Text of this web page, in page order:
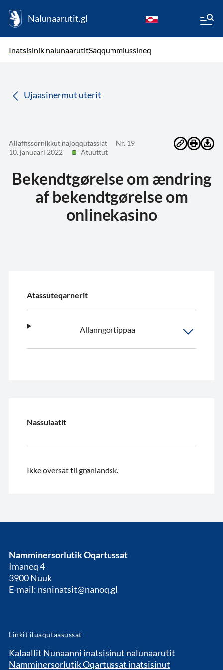
Nalunaarutit.gl
Inatsisinik nalunaarutitSaqqummiussineq
Ujaasinermut uterit
Allaffissornikkut najoqqutassiat
Nr. 19
10. januaari 2022
Atuuttut
Bekendtgørelse om ændring
af bekendtgørelse om
onlinekasino
Atassuteqarnerit
Allanngortippaa
Nassuiaatit
Ikke oversat til grønlandsk.
Namminersorlutik Oqartussat
Imaneq 4
3900 Nuuk
E-mail: nsninatsit@nanoq.gl
Linkit iluaqutaasussat
Kalaallit Nunaanni inatsisinut nalunaarutit
Namminersorlutik Oqartussat inatsisinut